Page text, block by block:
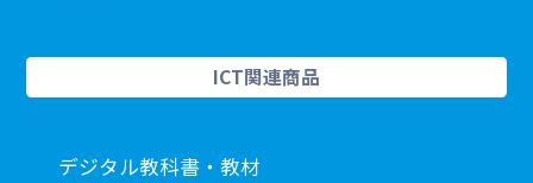
ICT関連商品
デジタル教科書・教材